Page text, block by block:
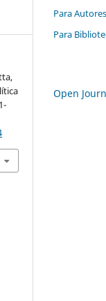
Para Autores
Para
Open